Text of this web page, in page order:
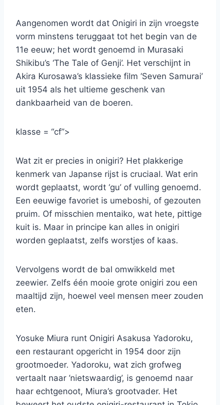
Aangenomen wordt dat Onigiri in zijn vroegste
vorm minstens teruggaat tot het begin van de
11e eeuw; het wordt genoemd in Murasaki
Shikibu’s ‘The Tale of Genji’. Het verschijnt in
Akira Kurosawa’s klassieke film ‘Seven Samurai’
uit 1954 als het ultieme geschenk van
dankbaarheid van de boeren.
klasse = “cf”>
Wat zit er precies in onigiri? Het plakkerige
kenmerk van Japanse rijst is cruciaal. Wat erin
wordt geplaatst, wordt ‘gu’ of vulling genoemd.
Een eeuwige favoriet is umeboshi, of gezouten
pruim. Of misschien mentaiko, wat hete, pittige
kuit is. Maar in principe kan alles in onigiri
worden geplaatst, zelfs worstjes of kaas.
Vervolgens wordt de bal omwikkeld met
zeewier. Zelfs één mooie grote onigiri zou een
maaltijd zijn, hoewel veel mensen meer zouden
eten.
Yosuke Miura runt Onigiri Asakusa Yadoroku,
een restaurant opgericht in 1954 door zijn
grootmoeder. Yadoroku, wat zich grofweg
vertaalt naar ‘nietswaardig’, is genoemd naar
haar echtgenoot, Miura’s grootvader. Het